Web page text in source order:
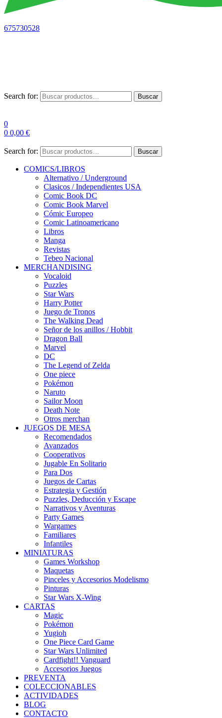
675730528
Search for: Buscar
0
0 0,00 €
Search for: Buscar
COMICS/LIBROS
Alternativo / Underground
Clasicos / Independientes USA
Comic Book DC
Comic Book Marvel
Cómic Europeo
Comic Latinoamericano
Libros
Manga
Revistas
Tebeo Nacional
MERCHANDISING
Vocaloid
Puzzles
Star Wars
Harry Potter
Juego de Tronos
The Walking Dead
Señor de los anillos / Hobbit
Dragon Ball
Marvel
DC
The Legend of Zelda
One piece
Pokémon
Naruto
Sailor Moon
Death Note
Otros merchan
JUEGOS DE MESA
Recomendados
Avanzados
Cooperativos
Jugable En Solitario
Para Dos
Juegos de Cartas
Estrategia y Gestión
Puzzles, Deducción y Escape
Narrativos y Aventuras
Party Games
Wargames
Familiares
Infantiles
MINIATURAS
Games Workshop
Maquetas
Pinceles y Accesorios Modelismo
Pinturas
Star Wars X-Wing
CARTAS
Magic
Pokémon
Yugioh
One Piece Card Game
Star Wars Unlimited
Cardfight!! Vanguard
Accesorios Juegos
PREVENTA
COLECCIONABLES
ACTIVIDADES
BLOG
CONTACTO